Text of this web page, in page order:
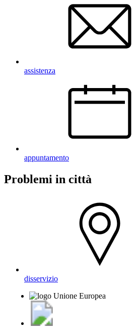
assistenza
appuntamento
Problemi in città
disservizio